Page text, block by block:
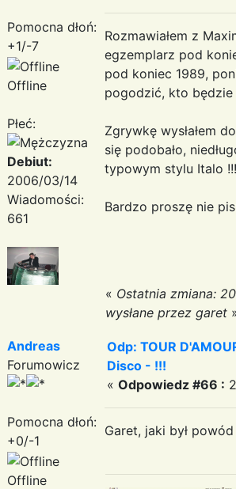
Pomocna dłoń:
+1/-7
Offline
Płeć:
Debiut:
2006/03/14
Wiadomości:
661
Rozmawiałem z
egzemplarz pod
pod koniec 1989,
pogodzić, kto będzie
Zgrywkę wysłałem
się podobało,
typowym stylu Italo !!!
Bardzo proszę nie
« Ostatnia zmiana:
wysłane przez garet
Andreas
Forumowicz
Pomocna dłoń:
+0/-1
Offline
Odp: TOUR
Disco - !!!
« Odpowiedz #66 :
Garet, jaki był